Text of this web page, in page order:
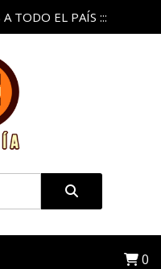
TODO EL PAÍS :::
0